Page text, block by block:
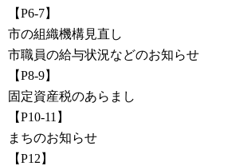
【P6-7】
市の組織機構見直し
市職員の給与状況などのお知らせ
【P8-9】
固定資産税のあらまし
【P10-11】
まちのお知らせ
【P12】